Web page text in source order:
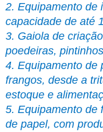
2. Equipamento de
capacidade de até
3. Gaiola de
poedeiras,
4. Equipamento de
frangos, desde a
estoque e
5. Equipamento de
de papel, com